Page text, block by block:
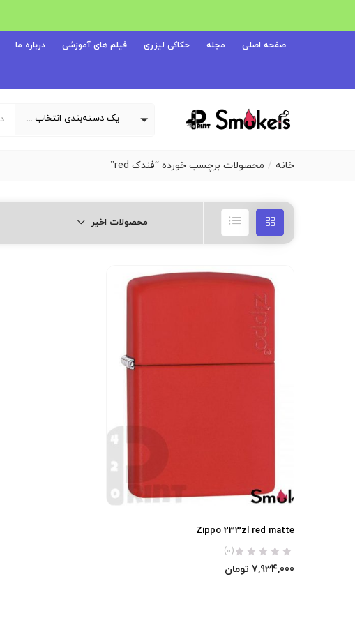
صفحه اصلی مجله حکاکی لیزری فیلم های آموزشی درباره ما
یک دسته‌بندی انتخاب کنید
خانه محصولات برچسب خورده “فندک red”
محصولات اخیر
Zippo 233zl red matte
(0)
7,934,000 تومان